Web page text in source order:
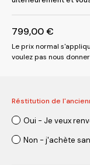
799,00€
Le prix normal
voulez pas nous
Réstitution de
Oui - Je veux
Non - j'achète